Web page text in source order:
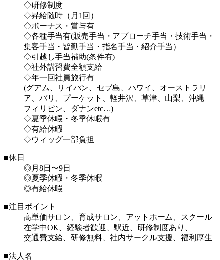
◇研修制度
◇昇給随時（月1回）
◇ボーナス・賞与有
◇各種手当有(販売手当・アプローチ手当・技術手当・
集客手当・皆勤手当・指名手当・紹介手当）
◇引越し手当補助(条件有)
◇社外講習費全額支給
◇年一回社員旅行有
(グアム、サイパン、セブ島、ハワイ、オーストラリ
ア、バリ、プーケット、軽井沢、草津、山梨、沖縄
フィリピン、ダナンetc…)
◇夏季休暇・冬季休暇有
◇有給休暇
◇ウィッグ一部負担
■休日
◎月8日〜9日
◎夏季休暇・冬季休暇
◎有給休暇
■注目ポイント
高単価サロン、育成サロン、アットホーム、スクール
在学中OK、経験者歓迎、駅近、研修制度あり、
交通費支給、研修無料、社内サークル支援、福利厚生
■法人名